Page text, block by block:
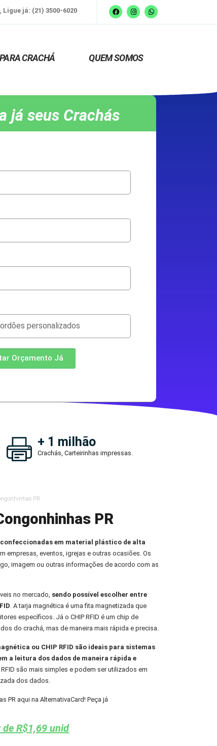
Ligue já: (21) 3500-6020
CRACHÁ QUEM SOMOS
já seus Crachás
Orçamento Já
+ 1 milhão
Crachás, Carteirinhas impressas.
PR
PR
em material plástico de alta
empresas, eventos, igrejas e outras ocasiões. Os
imagem ou outras informações de acordo com as
no mercado, sendo possível escolher entre
. A tarja magnética é uma fita magnetizada que
específicos. Já o CHIP RFID é um chip de
do crachá, mas de maneira mais rápida e precisa.
ou CHIP RFID são ideais para sistemas
a leitura dos dados de maneira rápida e
são mais simples e podem ser utilizados em
dos dados.
PR aqui na AlternativaCard! Peça já
R$1,69 unid